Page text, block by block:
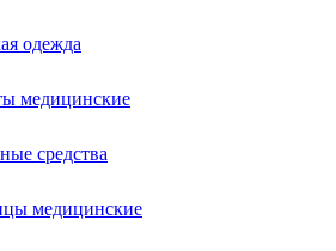
одежда
медицинские
средства
медицинские